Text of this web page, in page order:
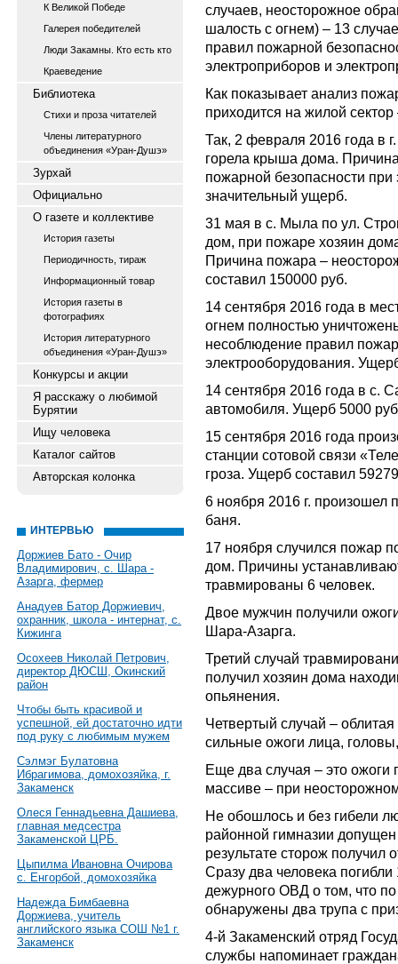
К Великой Победе
Галерея победителей
Люди Закамны. Кто есть кто
Краеведение
Библиотека
Стихи и проза читателей
Члены литературного
объединения «Уран-Душэ»
Зурхай
Официально
О газете и коллективе
История газеты
Периодичность, тираж
Информационный товар
История газеты в
фотографиях
История литературного
объединения «Уран-Душэ»
Конкурсы и акции
Я расскажу о любимой
Бурятии
Ищу человека
Каталог сайтов
Авторская колонка
ИНТЕРВЬЮ
Доржиев Бато - Очир
Владимирович, с. Шара -
Азарга, фермер
Анадуев Батор Доржиевич,
охранник, школа - интернат, с.
Кижинга
Осохеев Николай Петрович,
директор ДЮСШ, Окинский
район
Чтобы быть красивой и
успешной, ей достаточно идти
под руку с любимым мужем
Сэлмэг Булатовна
Ибрагимова, домохозяйка, г.
Закаменск
Олеся Геннадьевна Дашиева,
главная медсестра
Закаменской ЦРБ.
Цыпилма Ивановна Очирова
с. Енгорбой, домохозяйка
Надежда Бимбаевна
Доржиева, учитель
английского языка СОШ №1 г.
Закаменск
случаев, неосторожное
шалость с огнем) – 13
правил пожарной
электроприборов и
Как показывает анализ
приходится на жилой
Так, 2 февраля 2016 года в
горела крыша дома.
пожарной безопасности
значительный ущерб.
31 мая в с. Мыла по ул.
дом, при пожаре хозяин
Причина пожара –
составил 150000 руб.
14 сентября 2016 года в
огнем полностью
несоблюдение правил
электрооборудования.
14 сентября 2016 года в с.
автомобиля. Ущерб 5000
15 сентября 2016 года
станции сотовой связи
гроза. Ущерб составил
6 ноября 2016 г. произошел
баня.
17 ноября случился пожар
дом. Причины
травмированы 6 человек.
Двое мужчин получили
Шара-Азарга.
Третий случай
получил хозяин дома
опьянения.
Четвертый случай –
сильные ожоги лица,
Еще два случая – это ожоги
массиве – при
Не обошлось и без гибели
районной гимназии
результате сторож получил
Сразу два человека
дежурного ОВД о том, что
обнаружены два трупа с
4-й Закаменский отряд
службы напоминает